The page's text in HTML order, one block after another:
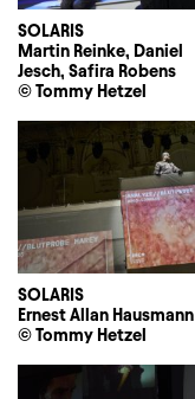
SOLARIS
Martin Reinke, Daniel
Jesch, Safira Robens
© Tommy Hetzel
SOLARIS
Ernest Allan Hausmann
© Tommy Hetzel